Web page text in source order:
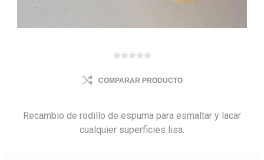
COMPARAR PRODUCTO
Recambio de rodillo de espuma para esmaltar y lacar
cualquier superficies lisa.